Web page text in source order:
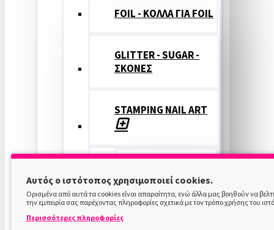
FOIL - ΚΟΛΛΑ ΓΙΑ FOIL
GLITTER - SUGAR -
ΣΚΟΝΕΣ
STAMPING NAIL ART
COLOR
Αυτός ο ιστότοπος χρησιμοποιεί cookies.
Ορισμένα από αυτά τα cookies είναι απαραίτητα, ενώ άλλα μας βοηθούν να
την εμπειρία σας παρέχοντας πληροφορίες σχετικά με τον τρόπο χρήσης του
Περισσότερες πληροφορίες